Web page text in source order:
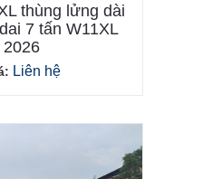
thùng lửng dài
7 tấn W11XL
2026
Liên hệ